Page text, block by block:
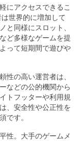
にアクセスできるこ
世界的に増加して
と同様にスロット、
ど多様なゲームを提
って短期間で遊びや
性の高い運営者は、
などの公的機関から
トフッターや利用規
、安全性や公正性を
です。
性。大手のゲームメ